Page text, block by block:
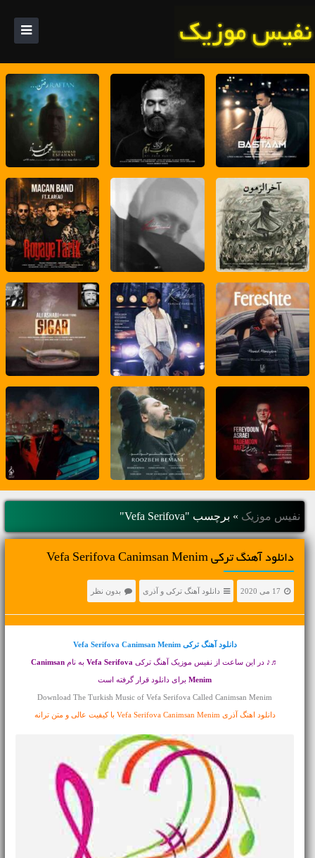
نفیس موزیک » برچسب "Vefa Serifova"
دانلود آهنگ ترکی Vefa Serifova Canimsan Menim
17 می 2020 دانلود آهنگ ترکی و آذری بدون نظر
دانلود آهنگ ترکی Vefa Serifova Canimsan Menim
♬♪ در این ساعت از نفیس موزیک آهنگ ترکی Vefa Serifovaبه نام Canimsan
Menimبرای دانلود قرار گرفته است
Download The Turkish Music of Vefa Serifova Called Canimsan Menim
دانلود اهنگ آذری Vefa Serifova Canimsan Menim با کیفیت عالی و متن ترانه